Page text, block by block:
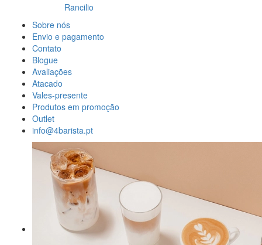
Rancilio
Sobre nós
Envio e pagamento
Contato
Blogue
Avaliações
Atacado
Vales-presente
Produtos em promoção
Outlet
info@4barista.pt